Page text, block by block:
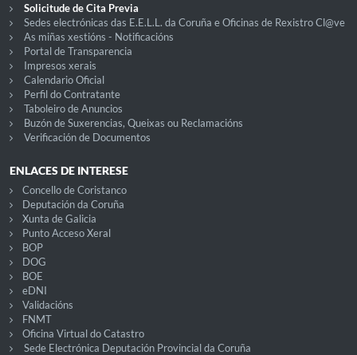
Solicitude de Cita Previa
Sedes electrónicas das E.E.L.L. da Coruña e Oficinas de Rexistro Cl@ve
As miñas xestións - Notificacións
Portal de Transparencia
Impresos xerais
Calendario Oficial
Perfil do Contratante
Taboleiro de Anuncios
Buzón de Suxerencias, Queixas ou Reclamacións
Verificación de Documentos
ENLACES DE INTERESE
Concello de Coristanco
Deputación da Coruña
Xunta de Galicia
Punto Acceso Xeral
BOP
DOG
BOE
eDNI
Validacións
FNMT
Oficina Virtual do Catastro
Sede Electrónica Deputación Provincial da Coruña